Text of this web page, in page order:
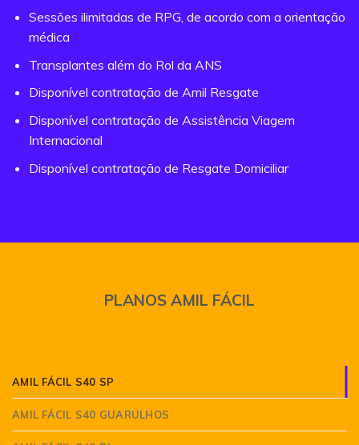
Sessões ilimitadas de RPG, de acordo com a orientação
médica
Transplantes além do Rol da ANS
Disponível contratação de Amil Resgate
Disponível contratação de Assistência Viagem
Internacional
Disponível contratação de Resgate Domiciliar
PLANOS AMIL FÁCIL
AMIL FÁCIL S40 SP
AMIL FÁCIL S40 GUARULHOS